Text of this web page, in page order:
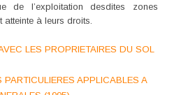
de l’exploitation desdites zones
atteinte à leurs droits.
LES PROPRIETAIRES DU SOL
APPLICABLES A